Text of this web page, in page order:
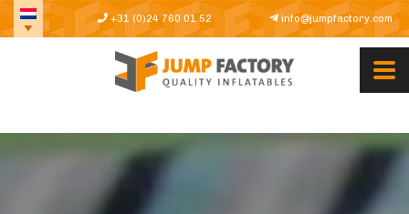
+31 (0)24 760 01 52 info@jumpfactory.com